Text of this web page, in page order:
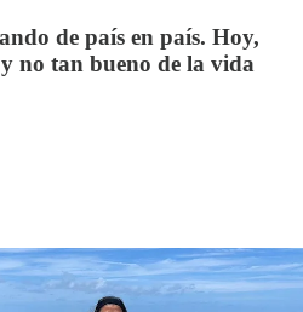
de país en país. Hoy,
no tan bueno de la vida